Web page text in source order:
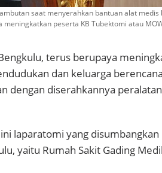
saat menyerahkan bantuan alat
meningkatkan peserta KB Tubektomi atau
terus berupaya
dan keluarga
dengan diserahkannya
laparatomi yang disumbangkan
yaitu Rumah Sakit Gading